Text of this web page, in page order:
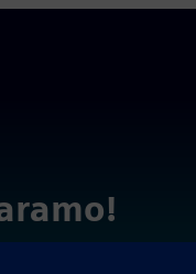
Ovde smo da